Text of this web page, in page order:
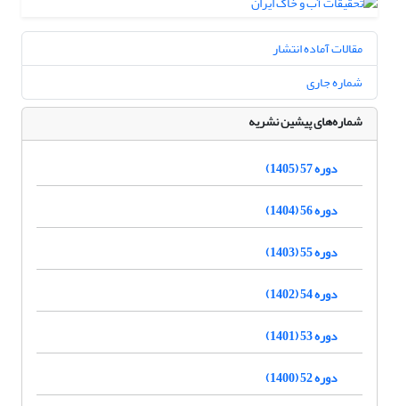
مقالات آماده انتشار
شماره جاری
شماره‌های پیشین نشریه
دوره 57 (1405)
دوره 56 (1404)
دوره 55 (1403)
دوره 54 (1402)
دوره 53 (1401)
دوره 52 (1400)